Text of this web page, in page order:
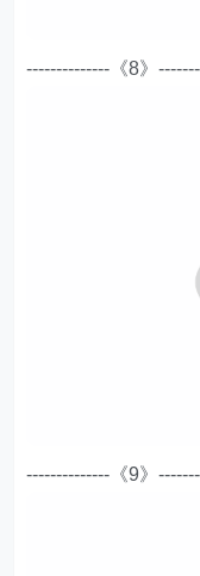
--------------《8》
--------------《9》